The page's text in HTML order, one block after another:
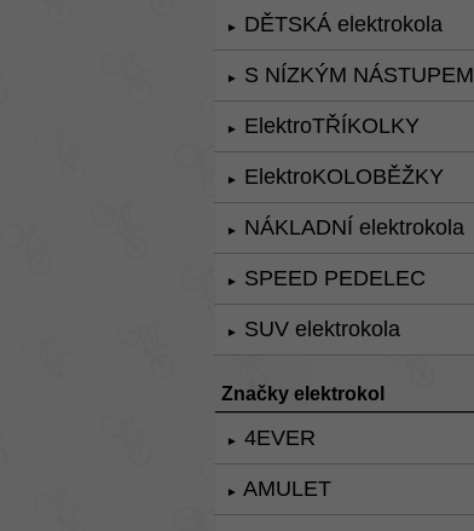
► DĚTSKÁ elektrokola
► S NÍZKÝM NÁSTUPEM
► ElektroTŘÍKOLKY
► ElektroKOLOBĚŽKY
► NÁKLADNÍ elektrokola
► SPEED PEDELEC
► SUV elektrokola
Značky elektrokol
► 4EVER
► AMULET